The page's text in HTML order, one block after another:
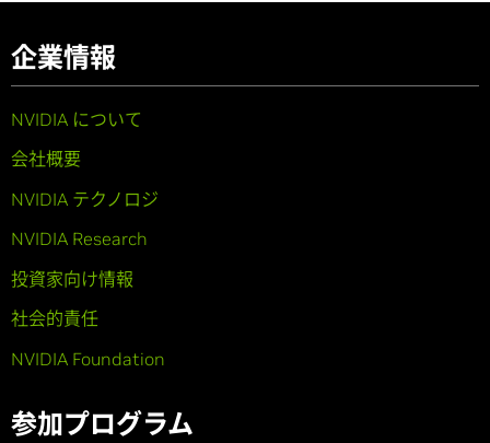
企業情報
NVIDIA について
会社概要
NVIDIA テクノロジ
NVIDIA Research
投資家向け情報
社会的責任
NVIDIA Foundation
参加プログラム